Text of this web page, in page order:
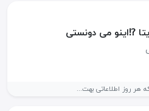
⁉️اینو می دونستی
هر روز اطلاعاتی بهت...